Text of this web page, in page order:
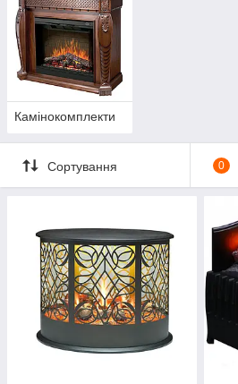
Камінокомплекти
Сортування 0